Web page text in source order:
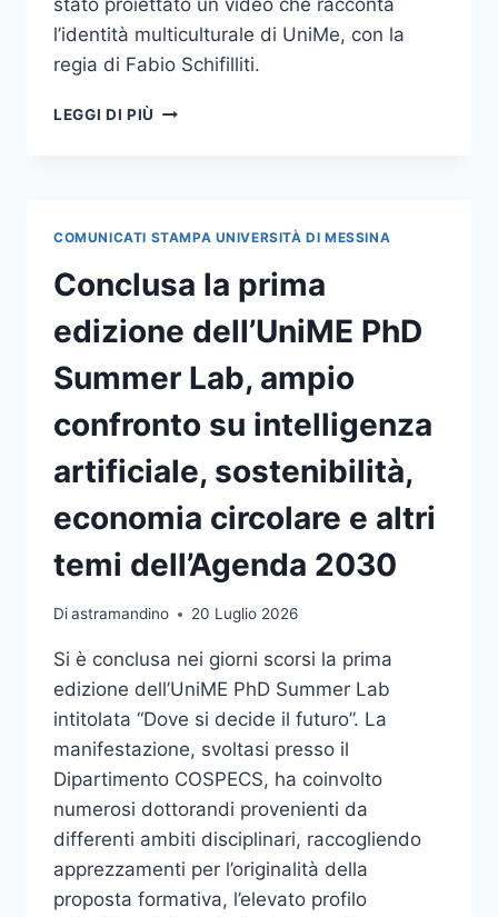
l’identità multiculturale di UniMe, con la
regia di Fabio Schifilliti.
LEGGI DI PIÙ “COLTIVATE
METODO
E
CURIOSITÀ”,
L’AUGURIO
DELLA
RETTRICE
NEOLAUREATI
UNIME
COMUNICATI STAMPA UNIVERSITÀ DI MESSINA
Conclusa la prima
edizione dell’UniME PhD
Summer Lab, ampio
confronto su intelligenza
artificiale, sostenibilità,
economia circolare e altri
temi dell’Agenda 2030
Diastramandino 20 Luglio 2026
Si è conclusa nei giorni scorsi la prima
edizione dell’UniME PhD Summer Lab
intitolata “Dove si decide il futuro”. La
manifestazione, svoltasi presso il
Dipartimento COSPECS, ha coinvolto
numerosi dottorandi provenienti da
differenti ambiti disciplinari, raccogliendo
apprezzamenti per l’originalità della
proposta formativa, l’elevato profilo